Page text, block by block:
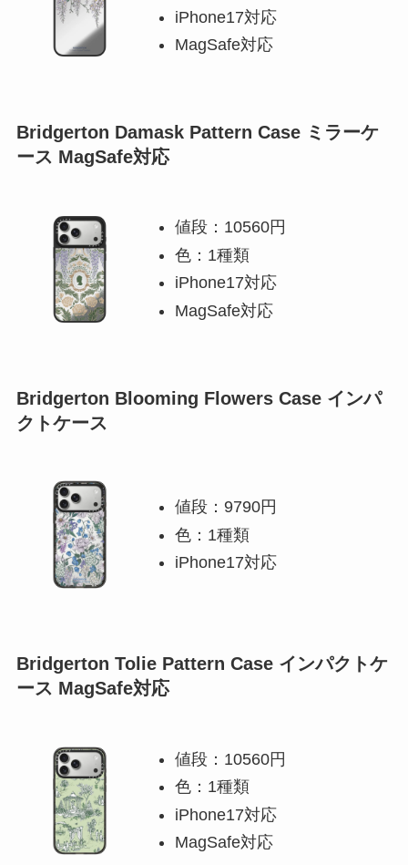
iPhone17対応
MagSafe対応
Bridgerton Damask Pattern Case ミラーケ
ース MagSafe対応
値段：10560円
色：1種類
iPhone17対応
MagSafe対応
Bridgerton Blooming Flowers Case インパ
クトケース
値段：9790円
色：1種類
iPhone17対応
Bridgerton Tolie Pattern Case インパクトケ
ース MagSafe対応
値段：10560円
色：1種類
iPhone17対応
MagSafe対応